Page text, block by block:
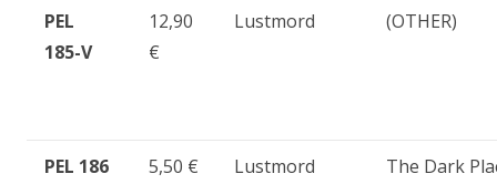
PEL
185-V
12,90
€
Lustmord (OTHER)
PEL 186 5,50 € Lustmord
The Dark